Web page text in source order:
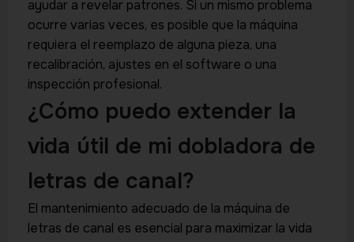
ayudar a revelar patrones. Si un mismo problema
ocurre varias veces, es posible que la máquina
requiera el reemplazo de alguna pieza, una
recalibración, ajustes en el software o una
inspección profesional.
¿Cómo puedo extender la
vida útil de mi dobladora de
letras de canal?
El mantenimiento adecuado de la máquina de
letras de canal es esencial para maximizar la vida